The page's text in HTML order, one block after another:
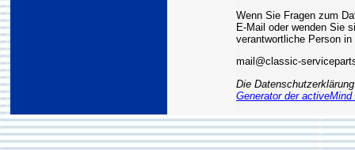
Wenn Sie Fragen zum
E-Mail oder wenden Sie
verantwortliche Person
mail@classic-
Die
Generator der